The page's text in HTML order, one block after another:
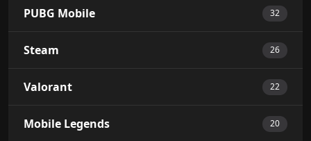
PUBG Mobile 32
Steam 26
Valorant 22
Mobile Legends 20